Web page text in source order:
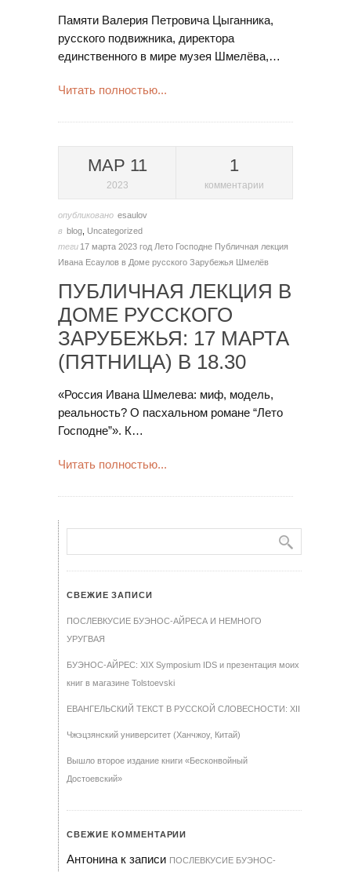
Памяти Валерия Петровича Цыганника,
русского подвижника, директора
единственного в мире музея Шмелёва,…
Читать полностью...
МАР 11
2023
1
комментарии
опубликовано esaulov
в blog Uncategorized
теги 17 марта 2023 год Лето Господне Публичная лекция
Ивана Есаулов в Доме русского Зарубежья Шмелёв
ПУБЛИЧНАЯ ЛЕКЦИЯ В
ДОМЕ РУССКОГО
ЗАРУБЕЖЬЯ: 17 МАРТА
(ПЯТНИЦА) В 18.30
«Россия Ивана Шмелева: миф, модель,
реальность? О пасхальном романе “Лето
Господне”». К…
Читать полностью...
СВЕЖИЕ ЗАПИСИ
ПОСЛЕВКУСИЕ БУЭНОС-АЙРЕСА И НЕМНОГО
УРУГВАЯ
БУЭНОС-АЙРЕС: XIX Symposium IDS и презентация моих
книг в магазине Tolstoevski
ЕВАНГЕЛЬСКИЙ ТЕКСТ В РУССКОЙ СЛОВЕСНОСТИ: XII
Чжэцзянский университет (Ханчжоу, Китай)
Вышло второе издание книги «Бесконвойный
Достоевский»
СВЕЖИЕ КОММЕНТАРИИ
Антонина к записи ПОСЛЕВКУСИЕ БУЭНОС-